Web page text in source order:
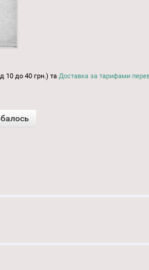
10 до 40 грн.) та Доставка за тарифами